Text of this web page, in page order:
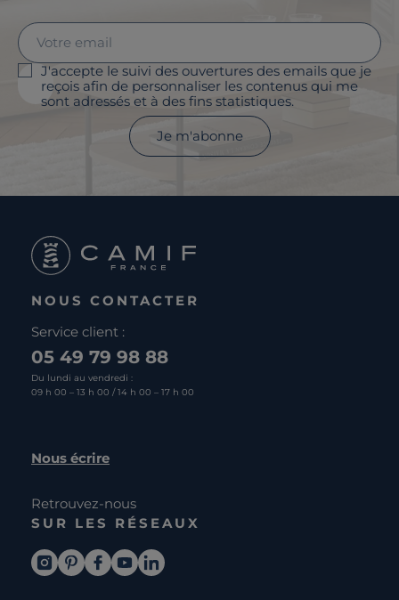
J'accepte le suivi des ouvertures des emails que je
reçois afin de personnaliser les contenus qui me
sont adressés et à des fins statistiques.
Je m'abonne
NOUS CONTACTER
Service client :
05 49 79 98 88
Du lundi au vendredi :
09 h 00 – 13 h 00 / 14 h 00 – 17 h 00
Nous écrire
Retrouvez-nous
SUR LES RÉSEAUX